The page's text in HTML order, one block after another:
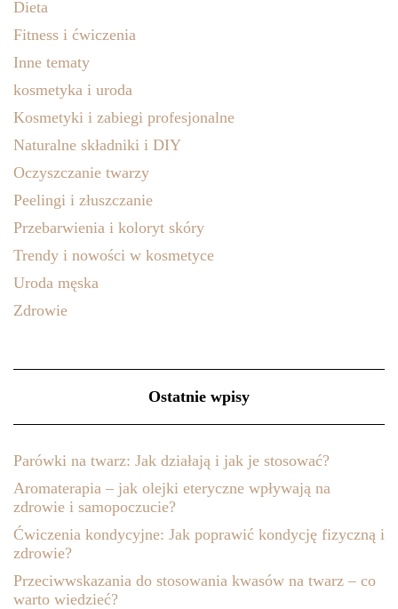
Dieta
Fitness i ćwiczenia
Inne tematy
kosmetyka i uroda
Kosmetyki i zabiegi profesjonalne
Naturalne składniki i DIY
Oczyszczanie twarzy
Peelingi i złuszczanie
Przebarwienia i koloryt skóry
Trendy i nowości w kosmetyce
Uroda męska
Zdrowie
Ostatnie wpisy
Parówki na twarz: Jak działają i jak je stosować?
Aromaterapia – jak olejki eteryczne wpływają na
zdrowie i samopoczucie?
Ćwiczenia kondycyjne: Jak poprawić kondycję fizyczną i
zdrowie?
Przeciwwskazania do stosowania kwasów na twarz – co
warto wiedzieć?